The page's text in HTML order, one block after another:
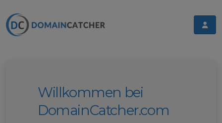
Willkommen bei
DomainCatcher.com